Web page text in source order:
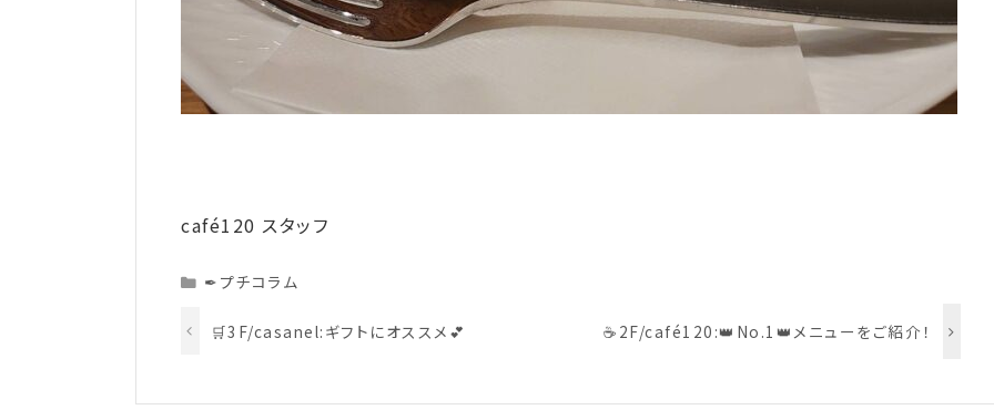
café120 スタッフ
Categories
✒プチコラム
🛒3F/casanel:ギフトにオススメ💕 ☕2F/café120:👑No.1👑メニューをご紹介！